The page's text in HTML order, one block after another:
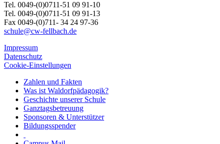
Tel. 0049-(0)0711-51 09 91-10
Tel. 0049-(0)0711-51 09 91-13
Fax 0049-(0)711- 34 24 97-36
schule@cw-fellbach.de
Impressum
Datenschutz
Cookie-Einstellungen
Zahlen und Fakten
Was ist Waldorfpädagogik?
Geschichte unserer Schule
Ganztagsbetreuung
Sponsoren & Unterstützer
Bildungsspender